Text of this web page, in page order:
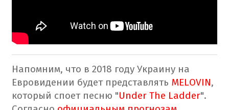
Напомним, что в 2018 году Украину на
Евровидении будет представлять MELOVIN,
который споет песню "Under The Ladder".